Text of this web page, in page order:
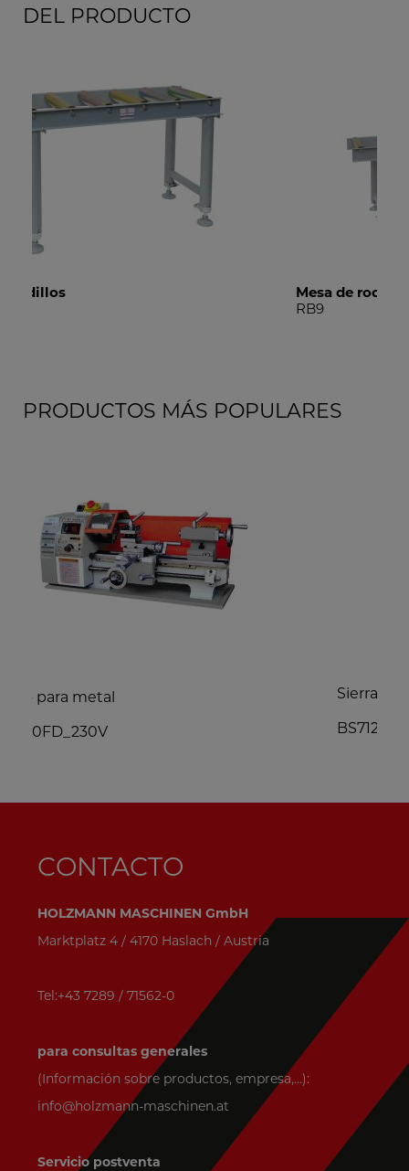
DEL PRODUCTO
Mesa de rodillos
PRODUCTOS MÁS POPULARES
Sierra de cinta para metal
BS712TOP_400V
CONTACTO
HOLZMANN MASCHINEN GmbH
Marktplatz 4 / 4170 Haslach / Austria
Tel:+43 7289 / 71562-0
para consultas generales
(Información sobre productos, empresa,...):
info@holzmann-maschinen.at
Servicio postventa